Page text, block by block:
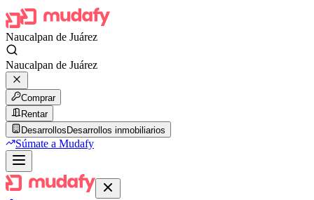
Naucalpan de Juárez
Naucalpan de Juárez
Comprar
Rentar
Desarrollos Desarrollos inmobiliarios
Súmate a Mudafy